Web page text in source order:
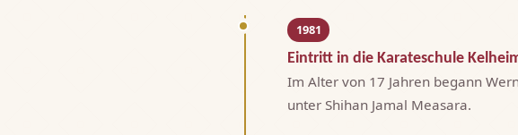
1981
Eintritt in die Karateschule
Im Alter von 17 Jahren begann
unter Shihan Jamal Measara.